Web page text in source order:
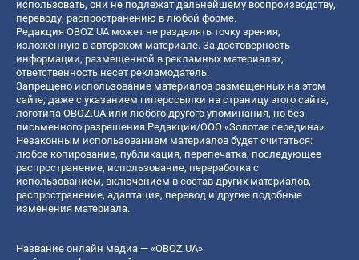
использовать, они не подлежат дальнейшему воспроизводству,
переводу, распространению в любой форме.
Редакция OBOZ.UA может не разделять точку зрения,
изложенную в авторском материале. За достоверность
информации, размещенной в рекламных материалах,
ответственность несет рекламодатель.
Запрещено использование материалов размещенных на этом
сайте, даже с указанием гиперссылки на страницу этого сайта,
логотипа OBOZ.UA или любого другого упоминания, но без
письменного разрешения Редакции/ООО «Золотая середина»
Незаконным использованием материалов будет считаться:
любое копирование, публикация, перепечатка, последующее
распространение, использование, переработка с
использованием, включением в состав других материалов,
распространение, адаптация, перевод и другие подобные
изменения материала.
Название онлайн медиа — «OBOZ.UA»